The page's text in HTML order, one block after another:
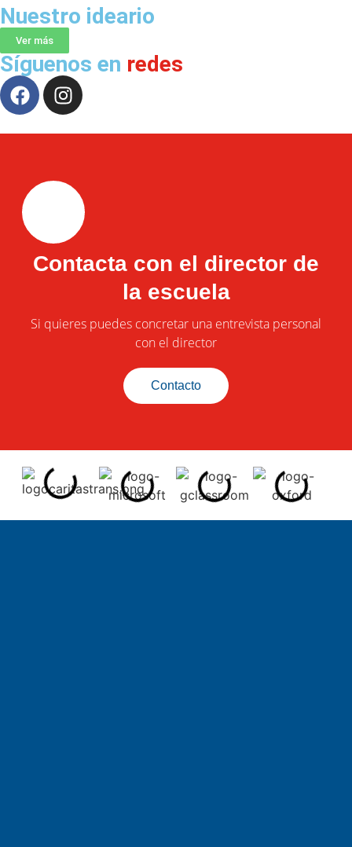
Nuestro ideario
Ver más
Síguenos en redes
Contacta con el director de
la escuela
Si quieres puedes concretar una entrevista personal
con el director
Contacto